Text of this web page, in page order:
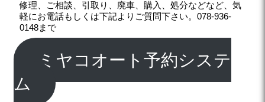
修理、ご相談、引取り、廃車、購入、処分などなど、気
軽にお電話もしくは下記よりご質問下さい。078-936-
0148まで
ミヤコオート予約システ
ム